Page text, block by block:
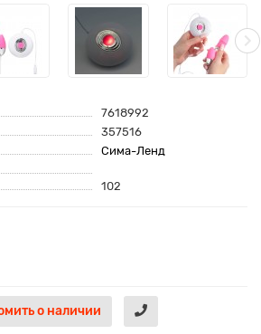
7618992
357516
Сима-Ленд
102
о наличии